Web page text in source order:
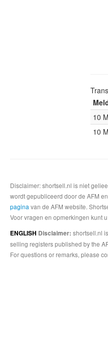
10
10
Disclaimer: shortsell.nl is niet
wordt gepubliceerd door de AFM
pagina van de AFM website.
Voor vragen en opmerkingen kunt
ENGLISH Disclaimer: shortsell.nl
selling registers published by the
For questions or remarks, please